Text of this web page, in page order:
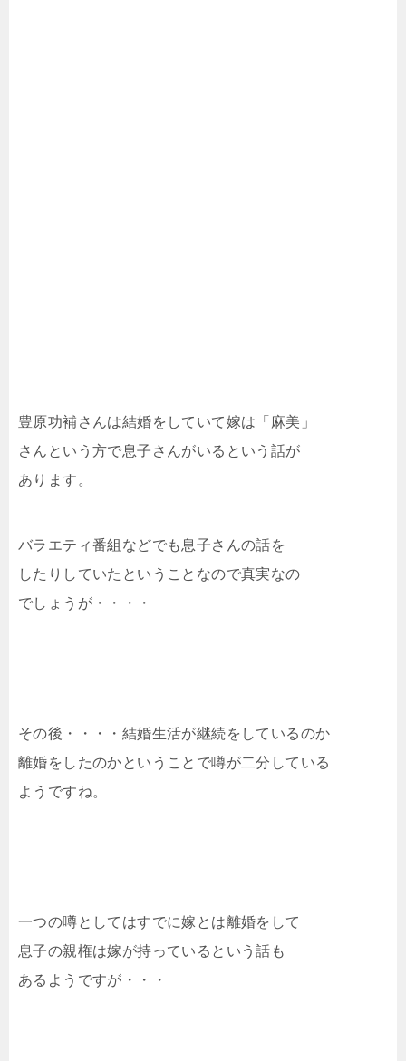
豊原功補さんは結婚をしていて嫁は「麻美」
さんという方で息子さんがいるという話が
あります。
バラエティ番組などでも息子さんの話を
したりしていたということなので真実なの
でしょうが・・・・
その後・・・・結婚生活が継続をしているのか
離婚をしたのかということで噂が二分している
ようですね。
一つの噂としてはすでに嫁とは離婚をして
息子の親権は嫁が持っているという話も
あるようですが・・・